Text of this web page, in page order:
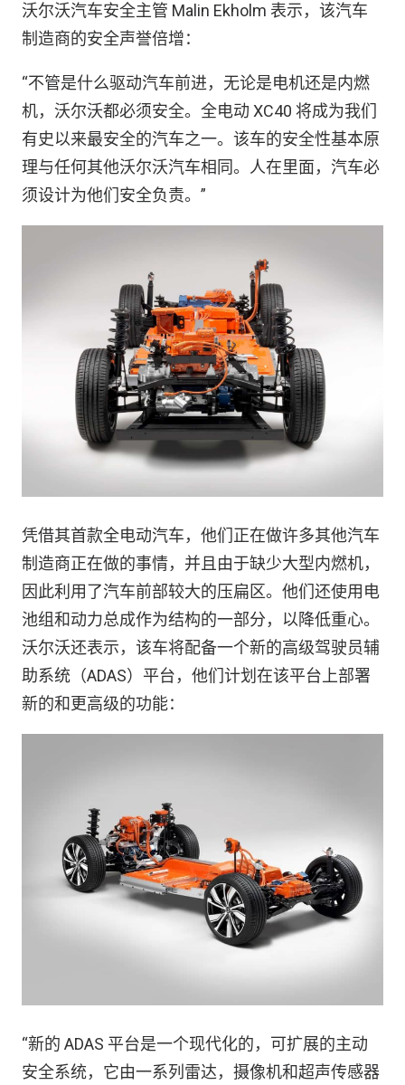
沃尔沃汽车安全主管 Malin Ekholm 表示，该汽车
制造商的安全声誉倍增：
“不管是什么驱动汽车前进，无论是电机还是内燃
机，沃尔沃都必须安全。全电动 XC40 将成为我们
有史以来最安全的汽车之一。该车的安全性基本原
理与任何其他沃尔沃汽车相同。人在里面，汽车必
须设计为他们安全负责。”
凭借其首款全电动汽车，他们正在做许多其他汽车
制造商正在做的事情，并且由于缺少大型内燃机，
因此利用了汽车前部较大的压扁区。他们还使用电
池组和动力总成作为结构的一部分，以降低重心。
沃尔沃还表示，该车将配备一个新的高级驾驶员辅
助系统（ADAS）平台，他们计划在该平台上部署
新的和更高级的功能：
“新的 ADAS 平台是一个现代化的，可扩展的主动
安全系统，它由一系列雷达，摄像机和超声传感器